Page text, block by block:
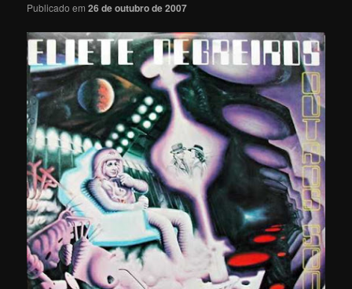
Publicado em26 de outubro de 2007